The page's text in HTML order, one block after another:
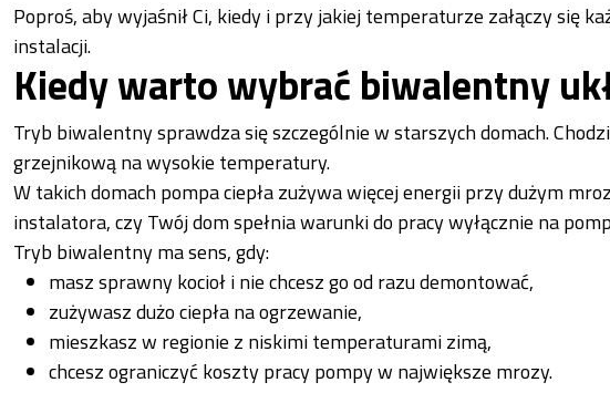
Poproś, aby wyjaśnił Ci, kiedy i przy jakiej temperaturze załączy się
instalacji.
Kiedy warto wybrać biwalentny
Tryb biwalentny sprawdza się szczególnie w starszych domach.
grzejnikową na wysokie temperatury.
W takich domach pompa ciepła zużywa więcej energii przy dużym
instalatora, czy Twój dom spełnia warunki do pracy wyłącznie na
Tryb biwalentny ma sens, gdy:
masz sprawny kocioł i nie chcesz go od razu demontować,
zużywasz dużo ciepła na ogrzewanie,
mieszkasz w regionie z niskimi temperaturami zimą,
chcesz ograniczyć koszty pracy pompy w największe mrozy.